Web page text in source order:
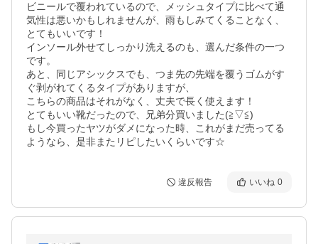
ビニールで覆われているので、メッシュタイプに比べて通
気性は悪いかもしれませんが、雨もしみてくることなく、
とてもいいです！
インソール外せてしっかり洗えるのも、選んだ条件の一つ
です。
あと、同じアシックスでも、つま先の先端を覆うゴムがす
ぐ剥がれてくるタイプがありますが、
こちらの商品はそれがなく、丈夫で長く使えます！
とてもいい靴だったので、兄弟分買いました(≧▽≦)
もし今買ったヤツがダメになった時、これがまだ売ってる
ようなら、是非またリピしたいくらいです☆
違反報告 いいね 0